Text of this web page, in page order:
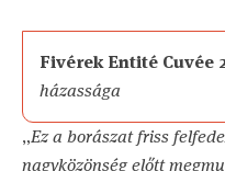
Fivérek Entité Cuvée
házassága
„Ez a borászat friss
nagyközönség előtt